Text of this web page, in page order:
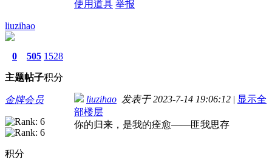
使用道具 举报
liuzihao
0
主题
505
帖子
1528
积分
金牌会员
积分
liuzihao 发表于 2023-7-14 19:06:12 | 显示全
部楼层
你的归来，是我的痊愈——匪我思存